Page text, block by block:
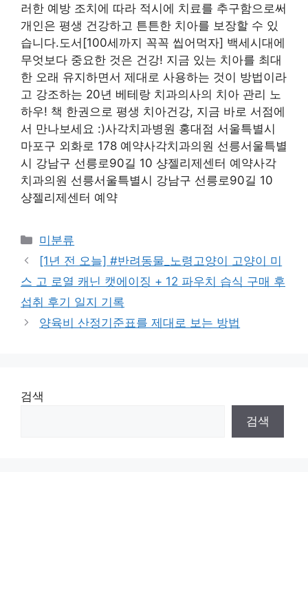
러한 예방 조치에 따라 적시에 치료를 추구함으로써
개인은 평생 건강하고 튼튼한 치아를 보장할 수 있
습니다.도서[100세까지 꼭꼭 씹어먹자] 백세시대에
무엇보다 중요한 것은 건강! 지금 있는 치아를 최대
한 오래 유지하면서 제대로 사용하는 것이 방법이라
고 강조하는 20년 베테랑 치과의사의 치아 관리 노
하우! 책 한권으로 평생 치아건강, 지금 바로 서점에
서 만나보세요 :)사각치과병원 홍대점 서울특별시
마포구 외화로 178 예약사각치과의원 선릉서울특별
시 강남구 선릉로90길 10 샹젤리제센터 예약사각
치과의원 선릉서울특별시 강남구 선릉로90길 10
샹젤리제센터 예약
Categories
미분류
[1년 전 오늘] #반려동물_노령고양이 고양이 미
스 고 로열 캐닌 캣에이징 + 12 파우치 습식 구매 후
섭취 후기 일지 기록
양육비 산정기준표를 제대로 보는 방법
검색
검색